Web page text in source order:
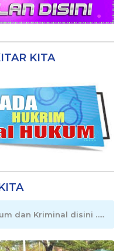
KITA
dan Kriminal disini .....